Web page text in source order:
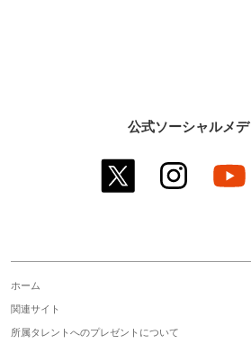
公式ソーシャルメ
twitter instagram
ホーム
関連サイト
所属タレントへのプレゼントについて